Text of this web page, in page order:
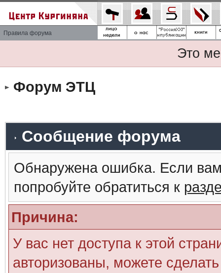
Правила форума
Это
Форум ЭТЦ
Сообщение форума
Обнаружена ошибка. Если
попробуйте обратиться к
Причина:
У вас нет доступа к этой
авторизованы, можете